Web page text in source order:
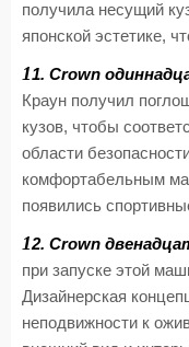
получила несущий
японской эстетике,
11. Crown
Краун получил
кузов, чтобы
области
комфортабельным
появились
12. Crown
при запуске этой
Дизайнерская
неподвижности к